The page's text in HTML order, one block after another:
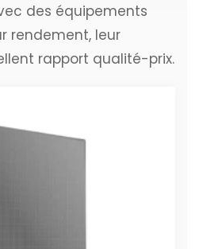
des équipements
rendement, leur
rapport qualité-prix.